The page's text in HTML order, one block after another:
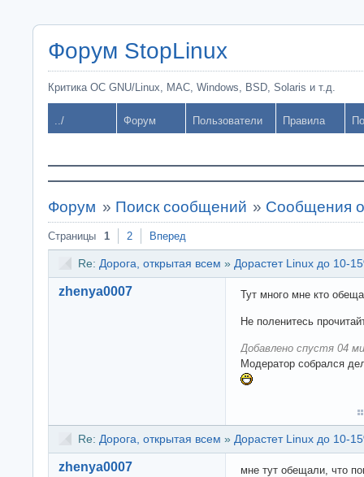
Форум StopLinux
Критика ОС GNU/Linux, MAC, Windows, BSD, Solaris и т.д.
../ Форум Пользователи Правила
Форум » Поиск сообщений » Сообщения
Страницы 1 2 Вперед
Re: Дорога, открытая всем » Дорастет Linux до 10-
zhenya0007 Тут много мне кто
Не поленитесь
Добавлено спустя 04
Модератор собрался
Re: Дорога, открытая всем » Дорастет Linux до 10-
zhenya0007
мне тут обещали, что